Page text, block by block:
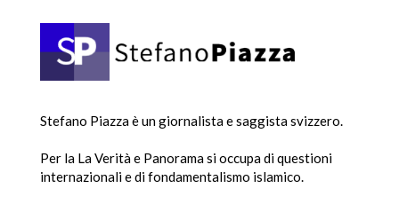
Stefano Piazza è un giornalista e saggista svizzero.
Per la La Verità e Panorama si occupa di questioni
internazionali e di fondamentalismo islamico.